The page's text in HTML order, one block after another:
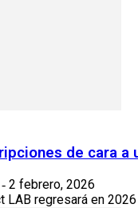
de cara
- 2 febrero, 2026
LAB regresará en